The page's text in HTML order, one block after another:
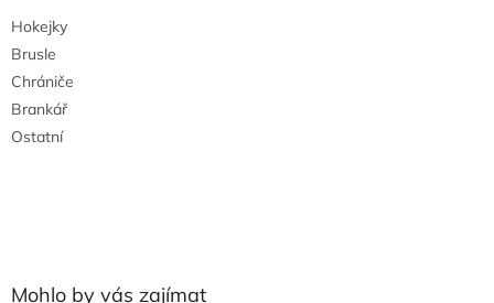
Hokejky
Brusle
Chrániče
Brankář
Ostatní
Mohlo by vás zajímat